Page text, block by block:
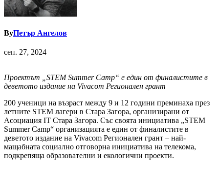
ByПетър Ангелов
сеп. 27, 2024
Проектът „STEM Summer Camp“ е един от финалистите в
деветото издание на Vivacom Регионален грант
200 ученици на възраст между 9 и 12 години преминаха през
летните STEM лагери в Стара Загора, организирани от
Асоциация IT Стара Загора. Със своята инициатива „STEM
Summer Camp“ организацията е един от финалистите в
деветото издание на Vivacom Регионален грант – най-
мащабната социално отговорна инициатива на телекома,
подкрепяща образователни и екологични проекти.